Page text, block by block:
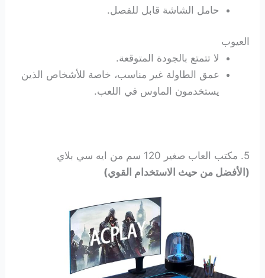
حامل الشاشة قابل للفصل.
العيوب
لا تتمتع بالجودة المتوقعة.
عمق الطاولة غير مناسب، خاصة للأشخاص الذين
يستخدمون الماوس في اللعب.
5. مكتب العاب صغير 120 سم من ايه سي بلاي
(الأفضل من حيث الاستخدام القوي)